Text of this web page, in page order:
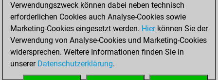
Play and
follow your friends'
games on Play
Solve some
beautiful and
Verwendungszweck können dabei neben technisch
erforderlichen Cookies auch Analyse-Cookies sowie
Marketing-Cookies eingesetzt werden. Hierkönnen Sie der
Verwendung von Analyse-Cookies und Marketing-Cookies
widersprechen. Weitere Informationen finden Sie in
unserer Datenschutzerklärung.